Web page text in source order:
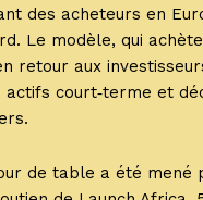
des acheteurs en
Le modèle, qui
retour aux
actifs court‑terme et
de table a été mené